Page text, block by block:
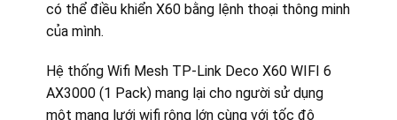
có thể điều khiển X60 bằng lệnh thoại thông minh
của mình.
Hệ thống Wifi Mesh TP-Link Deco X60 WIFI 6
AX3000 (1 Pack) mang lại cho người sử dụng
một mạng lưới wifi rộng lớn cùng với tốc độ